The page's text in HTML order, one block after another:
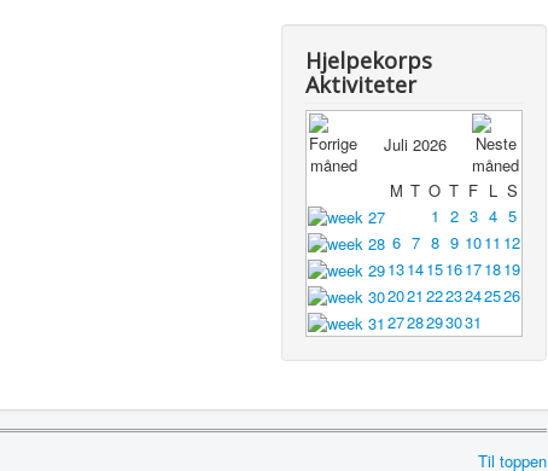
Hjelpekorps
Aktiviteter
Juli 2026
M T O T F L S
1 2 3 4 5
6 7 8 9 1011 12
13141516171819
2021 2223242526
2728293031
Til toppen